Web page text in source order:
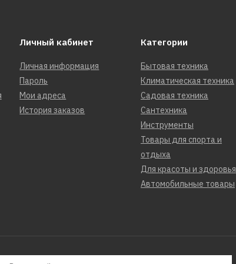
Личный кабинет
Личная информация
Пароль
Мои адреса
История заказов
Категории
Бытовая техника
Климатическая техника
Садовая техника
Сантехника
Инструменты
Товары для спорта и
отдыха
Для красоты и здоровья
Автомобильные товары